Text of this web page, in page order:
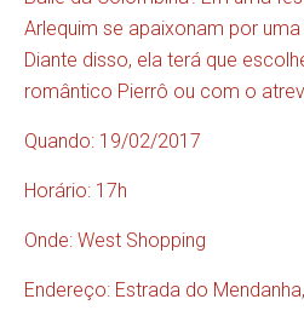
Arlequim se apaixonam por
Diante disso, ela terá que
romântico Pierrô ou com o
Quando: 19/02/2017
Horário: 17h
Onde: West Shopping
Endereço: Estrada do